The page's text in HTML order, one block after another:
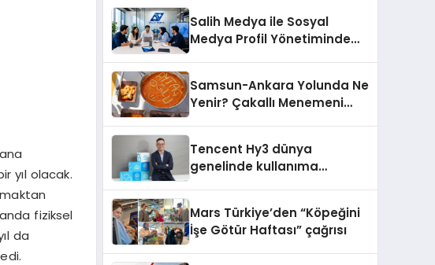
yıl olacak.
fiziksel
da
şunları kaydetti:
Salih Medya ile Sosyal
Medya Profil Yönetiminde
Samsun-Ankara Yolunda Ne
Yenir? Çakallı Menemeni
Tencent Hy3 dünya
genelinde kullanıma
Mars Türkiye’den “Köpeğini
İşe Götür Haftası” çağrısı